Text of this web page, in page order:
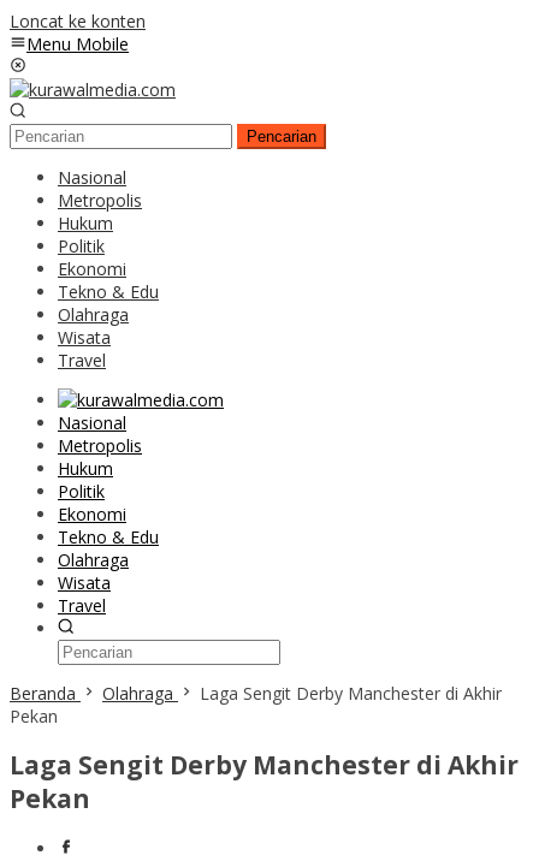
Loncat ke konten
Menu Mobile
Pencarian
Nasional
Metropolis
Hukum
Politik
Ekonomi
Tekno & Edu
Olahraga
Wisata
Travel
Nasional
Metropolis
Hukum
Politik
Ekonomi
Tekno & Edu
Olahraga
Wisata
Travel
Beranda Olahraga
Laga Sengit Derby Manchester di Akhir
Pekan
Laga Sengit Derby Manchester di Akhir
Pekan